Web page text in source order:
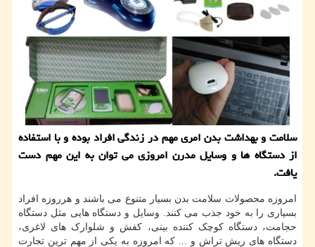
سلامت و بهداشت بدن امری مهم در زندگی افراد بوده و با استفاده
از دستگاه ها و وسایل مدرن امروزی می توان به این مهم دست
یافت.
امروزه محصولات سلامت بدن بسیار متنوع می باشند و هرروزه افراد
بسیاری را به خود جذب می کنند. وسایل و دستگاه هایی مثل دستگاه
حجامت، دستگاه کوچک کننده بینی، کفش و شلوارک های لاغری،
دستگاه های ریش تراش و ... که امروزه به یکی از مهم ترین تجارت